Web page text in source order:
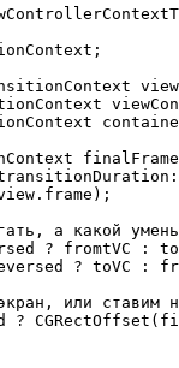
а какой
? fromtVC :
? toVC :
или ставим
?